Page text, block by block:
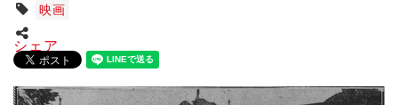
映画
シェア